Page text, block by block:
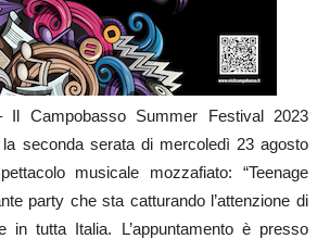
Il Campobasso Summer Festival 2023
seconda serata di mercoledì 23 agosto
musicale mozzafiato: “Teenage
party che sta catturando l’attenzione di
in tutta Italia. L’appuntamento è presso